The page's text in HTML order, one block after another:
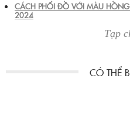
CÁCH PHỐI ĐỒ VỚI MÀU
2024
Tạp